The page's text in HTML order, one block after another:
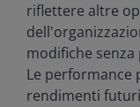
riflettere altre
modifiche senza
Le performance
rendimenti